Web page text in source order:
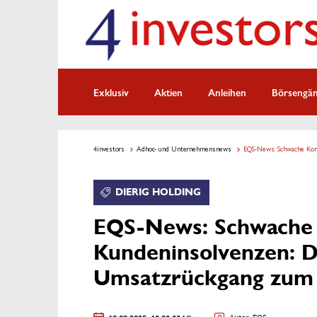
Exklusiv Aktien Anleihen
4investors Adhoc- und Unternehmensnews EQS-News: Schwache
DIERIG HOLDING
EQS-News:
Kundeninsolvenzen:
Umsatzrückgang